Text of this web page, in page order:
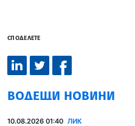
СПОДЕЛЕТЕ
ВОДЕЩИ НОВИНИ
10.08.2026 01:40 ЛИК